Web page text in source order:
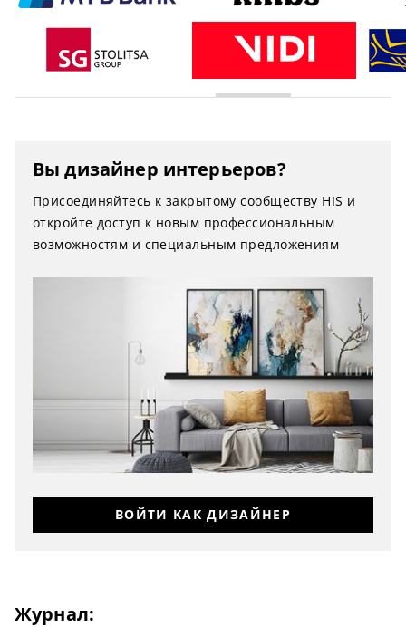
Вы дизайнер интерьеров?
Присоединяйтесь к закрытому сообществу HIS и
откройте доступ к новым профессиональным
возможностям и специальным предложениям
ВОЙТИ КАК ДИЗАЙНЕР
Журнал: